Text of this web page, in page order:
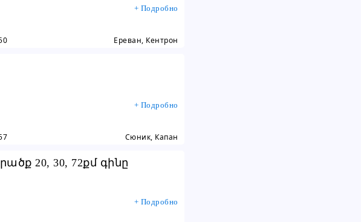
+ Подробно
Ереван, Кентрон
+ Подробно
Сюник, Капан
20, 30, 72քմ գինը
մեքենայի հետ
+ Подробно